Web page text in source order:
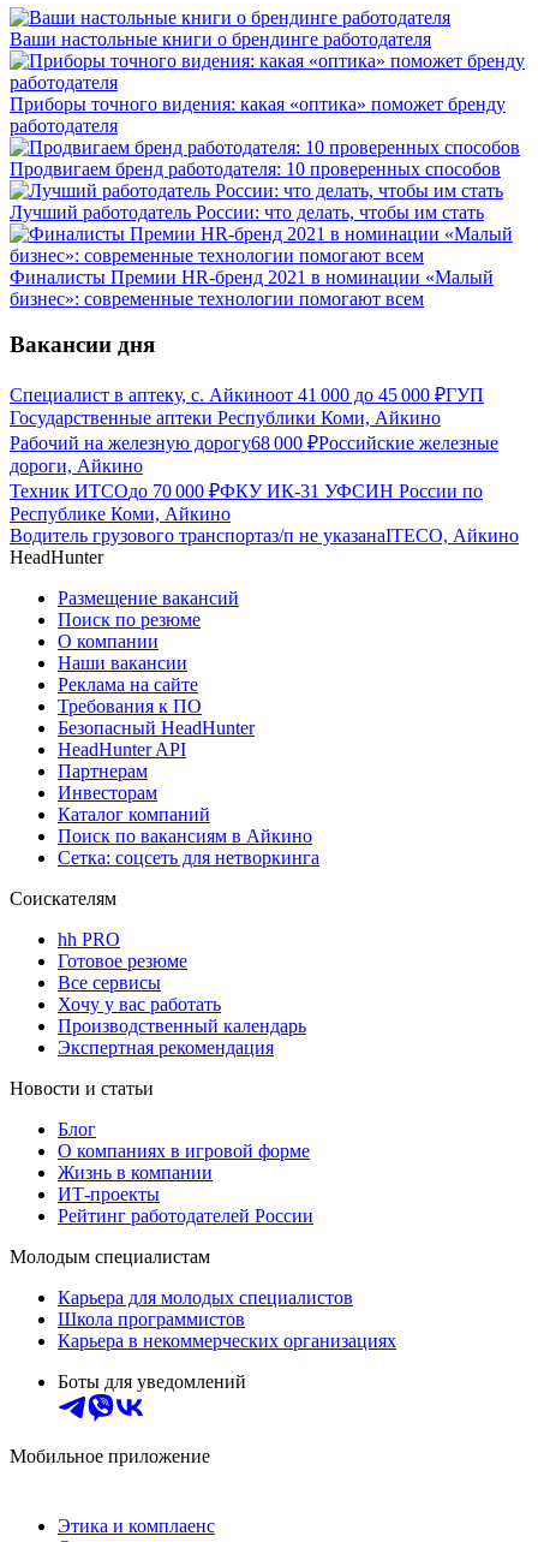
Ваши настольные книги о брендинге работодателя
Приборы точного видения: какая «оптика» поможет бренду
работодателя
Продвигаем бренд работодателя: 10 проверенных способов
Лучший работодатель России: что делать, чтобы им стать
Финалисты Премии HR-бренд 2021 в номинации «Малый
бизнес»: современные технологии помогают всем
Вакансии дня
Специалист в аптеку, с. Айкиноот 41 000 до 45 000 ₽ГУП
Государственные аптеки Республики Коми, Айкино
Рабочий на железную дорогу68 000 ₽Российские железные
дороги, Айкино
Техник ИТСОдо 70 000 ₽ФКУ ИК-31 УФСИН России по
Республике Коми, Айкино
Водитель грузового транспортаз/п не указанаITECO, Айкино
HeadHunter
Размещение вакансий
Поиск по резюме
О компании
Наши вакансии
Реклама на сайте
Требования к ПО
Безопасный HeadHunter
HeadHunter API
Партнерам
Инвесторам
Каталог компаний
Поиск по вакансиям в Айкино
Сетка: соцсеть для нетворкинга
Соискателям
hh PRO
Готовое резюме
Все сервисы
Хочу у вас работать
Производственный календарь
Экспертная рекомендация
Новости и статьи
Блог
О компаниях в игровой форме
Жизнь в компании
ИТ-проекты
Рейтинг работодателей России
Молодым специалистам
Карьера для молодых специалистов
Школа программистов
Карьера в некоммерческих организациях
Боты для уведомлений
Мобильное приложение
Этика и комплаенс